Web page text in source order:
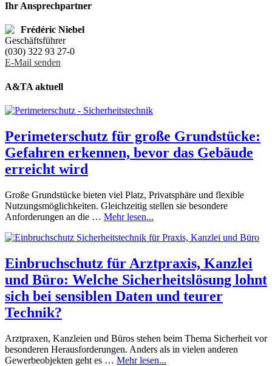
Ihr Ansprechpartner
Frédéric Niebel
Geschäftsführer
(030) 322 93 27-0
E-Mail senden
A&TA aktuell
Perimeterschutz für große Grundstücke:
Gefahren erkennen, bevor das Gebäude
erreicht wird
Große Grundstücke bieten viel Platz, Privatsphäre und flexible
Nutzungsmöglichkeiten. Gleichzeitig stellen sie besondere
Anforderungen an die … Mehr lesen...
Einbruchschutz für Arztpraxis, Kanzlei
und Büro: Welche Sicherheitslösung lohnt
sich bei sensiblen Daten und teurer
Technik?
Arztpraxen, Kanzleien und Büros stehen beim Thema Sicherheit vor
besonderen Herausforderungen. Anders als in vielen anderen
Gewerbeobjekten geht es … Mehr lesen...